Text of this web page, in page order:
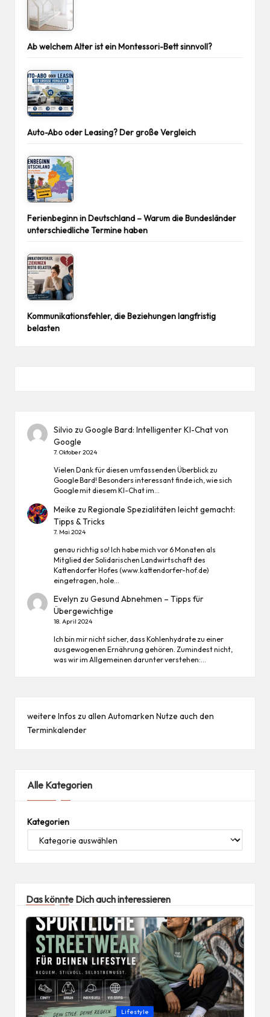
Ab welchem Alter ist ein Montessori-Bett sinnvoll?
Auto-Abo oder Leasing? Der große Vergleich
Ferienbeginn in Deutschland – Warum die Bundesländer
unterschiedliche Termine haben
Kommunikationsfehler, die Beziehungen langfristig
belasten
Silvio zuGoogle Bard: Intelligenter KI-Chat von
Google
7. Oktober 2024
Vielen Dank für diesen umfassenden Überblick zu
Google Bard! Besonders interessant finde ich, wie sich
Google mit diesem KI-Chat im…
Meike zuRegionale Spezialitäten leicht gemacht:
Tipps & Tricks
7. Mai 2024
genau richtig so! Ich habe mich vor 6 Monaten als
Mitglied der Solidarischen Landwirtschaft des
Kattendorfer Hofes (www.kattendorfer-hof.de)
eingetragen, hole…
Evelyn zuGesund Abnehmen – Tipps für
Übergewichtige
18. April 2024
Ich bin mir nicht sicher, dass Kohlenhydrate zu einer
ausgewogenen Ernährung gehören. Zumindest nicht,
was wir im Allgemeinen darunter verstehen:…
weitere Infos zu allen Automarken Nutze auch den
Terminkalender
Alle Kategorien
Kategorien
Das könnte Dich auch interessieren
Posted
Lifestyle